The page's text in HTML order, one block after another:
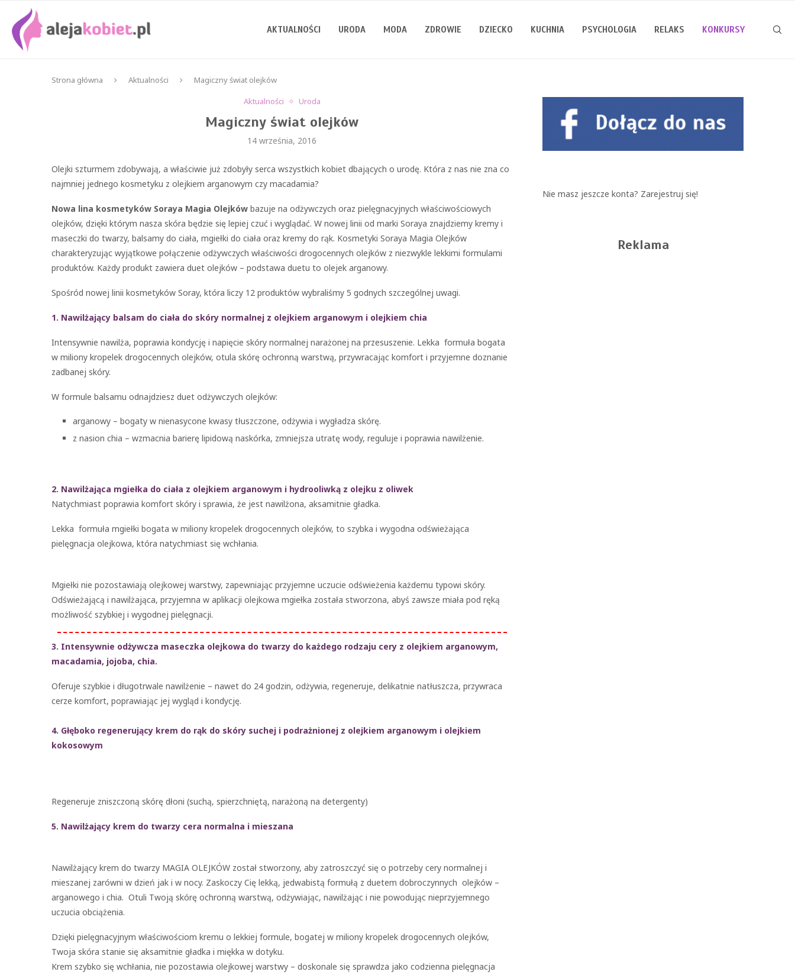
AKTUALNOŚCI URODA MODA ZDROWIE DZIECKO KUCHNIA PSYCHOLOGIA RELAKS KONKURSY
Strona główna Aktualności
Magiczny świat olejków
Aktualności
Uroda
Magiczny świat olejków
14 września, 2016
Olejki szturmem zdobywają, a właściwie już zdobyły serca wszystkich kobiet dbających o urodę. Która z nas nie zna co
najmniej jednego kosmetyku z olejkiem arganowym czy macadamia?
Nowa lina kosmetyków Soraya Magia Olejków bazuje na odżywczych oraz pielęgnacyjnych właściwościowych
olejków, dzięki którym nasza skóra będzie się lepiej czuć i wyglądać. W nowej linii od marki Soraya znajdziemy kremy i
maseczki do twarzy, balsamy do ciała, mgiełki do ciała oraz kremy do rąk. Kosmetyki Soraya Magia Olejków
charakteryzując wyjątkowe połączenie odżywczych właściwości drogocennych olejków z niezwykle lekkimi formulami
produktów. Każdy produkt zawiera duet olejków – podstawa duetu to olejek arganowy.
Spośród nowej linii kosmetyków Soray, która liczy 12 produktów wybraliśmy 5 godnych szczególnej uwagi.
1. Nawilżający balsam do ciała do skóry normalnej z olejkiem arganowym i olejkiem chia
Intensywnie nawilża, poprawia kondycję i napięcie skóry normalnej narażonej na przesuszenie. Lekka formuła bogata
w miliony kropelek drogocennych olejków, otula skórę ochronną warstwą, przywracając komfort i przyjemne doznanie
zadbanej skóry.
W formule balsamu odnajdziesz duet odżywczych olejków:
arganowy – bogaty w nienasycone kwasy tłuszczone, odżywia i wygładza skórę.
z nasion chia – wzmacnia barierę lipidową naskórka, zmniejsza utratę wody, reguluje i poprawia nawilżenie.
2. Nawilżająca mgiełka do ciała z olejkiem arganowym i hydrooliwką z olejku z oliwek
Natychmiast poprawia komfort skóry i sprawia, że jest nawilżona, aksamitnie gładka.
Lekka formuła mgiełki bogata w miliony kropelek drogocennych olejków, to szybka i wygodna odświeżająca
pielęgnacja olejkowa, która natychmiast się wchłania.
Mgiełki nie pozostawiają olejkowej warstwy, zapewniając przyjemne uczucie odświeżenia każdemu typowi skóry.
Odświeżającą i nawilżająca, przyjemna w aplikacji olejkowa mgiełka została stworzona, abyś zawsze miała pod ręką
możliwość szybkiej i wygodnej pielęgnacji.
3. Intensywnie odżywcza maseczka olejkowa do twarzy do każdego rodzaju cery z olejkiem arganowym,
macadamia, jojoba, chia.
Oferuje szybkie i długotrwale nawilżenie – nawet do 24 godzin, odżywia, regeneruje, delikatnie natłuszcza, przywraca
cerze komfort, poprawiając jej wygląd i kondycję.
4. Głęboko regenerujący krem do rąk do skóry suchej i podrażnionej z olejkiem arganowym i olejkiem
kokosowym
Regeneruje zniszczoną skórę dłoni (suchą, spierzchniętą, narażoną na detergenty)
5. Nawilżający krem do twarzy cera normalna i mieszana
Nawilżający krem do twarzy MAGIA OLEJKÓW został stworzony, aby zatroszczyć się o potrzeby cery normalnej i
mieszanej zarówni w dzień jak i w nocy. Zaskoczy Cię lekką, jedwabistą formułą z duetem dobroczynnych olejków –
arganowego i chia. Otuli Twoją skórę ochronną warstwą, odżywiając, nawilżając i nie powodując nieprzyjemnego
uczucia obciążenia.
Dzięki pielęgnacyjnym właściwościom kremu o lekkiej formule, bogatej w miliony kropelek drogocennych olejków,
Twoja skóra stanie się aksamitnie gładka i miękka w dotyku.
Krem szybko się wchłania, nie pozostawia olejkowej warstwy – doskonale się sprawdza jako codzienna pielęgnacja
Nie masz jeszcze konta? Zarejestruj się!
Reklama